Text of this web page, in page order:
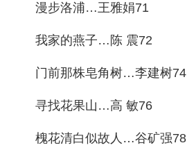
漫步洛浦…王雅娟71
我家的燕子…陈 震72
门前那株皂角树…李建树74
寻找花果山…高 敏76
槐花清白似故人…谷矿强78